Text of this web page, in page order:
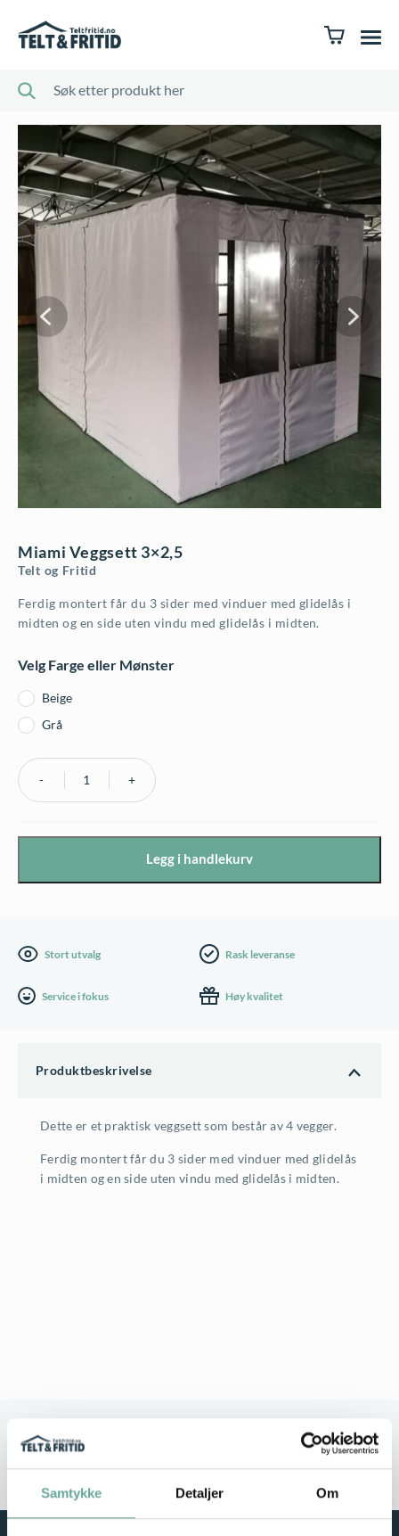
Samtykke Detaljer Om
Miami Veggsett 3×2,5
Telt og Fritid
Ferdig montert får du 3 sider med vinduer med glidelås i
midten og en side uten vindu med glidelås i midten.
Velg Farge eller Mønster
Beige
Grå
Miami
Legg i handlekurv
Stort utvalg Rask leveranse
Service i fokus Høy kvalitet
Produktbeskrivelse
Dette er et praktisk veggsett som består av 4 vegger.
Ferdig montert får du 3 sider med vinduer med glidelås
i midten og en side uten vindu med glidelås i midten.